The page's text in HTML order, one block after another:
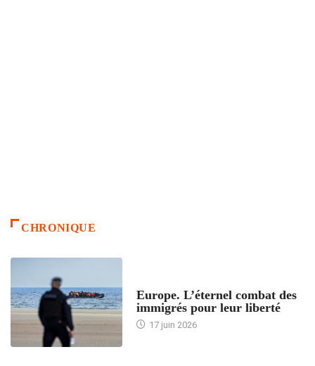
CHRONIQUE
Europe. L’éternel combat des
immigrés pour leur liberté
17 juin 2026